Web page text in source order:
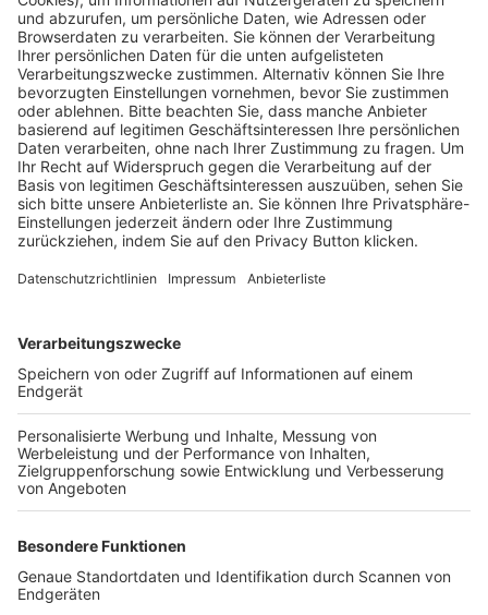
Pässe und Vereinswechsel
Trainerausbildung
Schulungsangebot Vereinsmitarbeiter
BFV-Geschäftsstellen
Trainerbörse
Login SpielPlus
FOLGE DEM BFV
TOP-VEREINE
TOP-PARTNER